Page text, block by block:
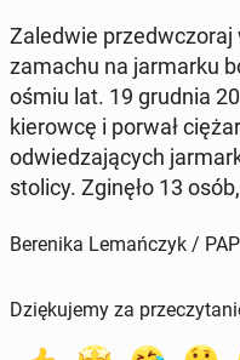
Za­le­d­wie
zamachu na jar­mar­ku
ośmiu lat. 19 grudnia
kie­row­cę i porwał
od­wie­dza­ją­cych
stolicy. Zginęło 13
Berenika Lemańczyk /
Dziękujemy za